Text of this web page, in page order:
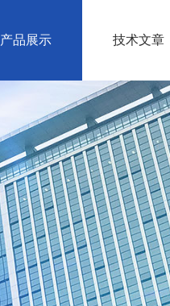
产品展示 技术文章